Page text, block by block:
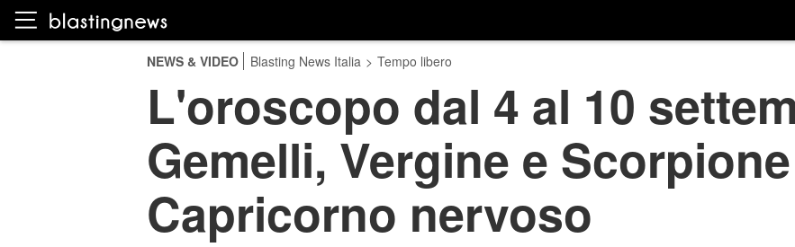
NEWS & VIDEO Blasting News Italia > Tempo libero
L'oroscopo dal 4 al 10
Gemelli, Vergine e
Capricorno nervoso